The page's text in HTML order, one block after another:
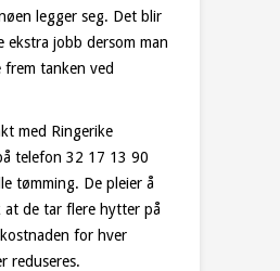
legger seg. Det blir
ekstra jobb dersom man
tanken ved
med Ringerike
telefon 32 17 13 90
tømming. De pleier å
at de tar flere hytter på
for hver
reduseres.